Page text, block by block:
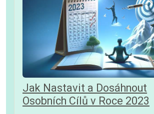
Jak Nastavit a Dosáhnout
Osobních Cílů v Roce 2023